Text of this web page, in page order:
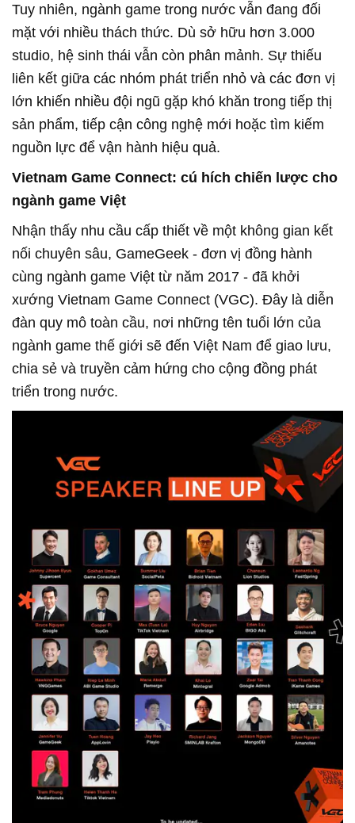
Tuy nhiên, ngành game trong nước vẫn đang đối
mặt với nhiều thách thức. Dù sở hữu hơn 3.000
studio, hệ sinh thái vẫn còn phân mảnh. Sự thiếu
liên kết giữa các nhóm phát triển nhỏ và các đơn vị
lớn khiến nhiều đội ngũ gặp khó khăn trong tiếp thị
sản phẩm, tiếp cận công nghệ mới hoặc tìm kiếm
nguồn lực để vận hành hiệu quả.
Vietnam Game Connect: cú hích chiến lược cho
ngành game Việt
Nhận thấy nhu cầu cấp thiết về một không gian kết
nối chuyên sâu, GameGeek - đơn vị đồng hành
cùng ngành game Việt từ năm 2017 - đã khởi
xướng Vietnam Game Connect (VGC). Đây là diễn
đàn quy mô toàn cầu, nơi những tên tuổi lớn của
ngành game thế giới sẽ đến Việt Nam để giao lưu,
chia sẻ và truyền cảm hứng cho cộng đồng phát
triển trong nước.